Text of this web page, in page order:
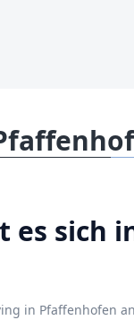
es sich
in Pfaffenhofen